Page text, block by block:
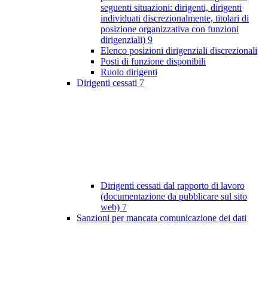
seguenti situazioni: dirigenti, dirigenti
individuati discrezionalmente, titolari di
posizione organizzativa con funzioni
dirigenziali) 9
Elenco posizioni dirigenziali discrezionali
Posti di funzione disponibili
Ruolo dirigenti
Dirigenti cessati 7
Dirigenti cessati dal rapporto di lavoro
(documentazione da pubblicare sul sito
web) 7
Sanzioni per mancata comunicazione dei dati